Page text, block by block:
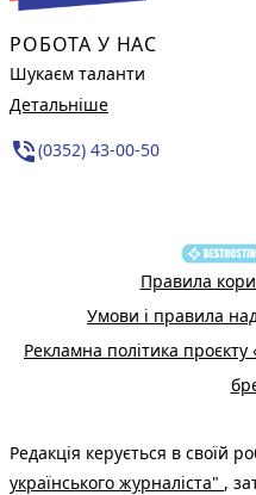
РОБОТА У НАС
Шукаєм таланти
Детальніше
phone_in_talk(0352) 43-00-50
Правила
Умови і правила
Рекламна політика
Редакція керується в своїй
українського журналіста" ,